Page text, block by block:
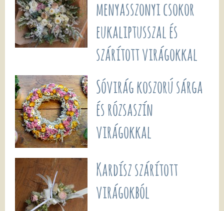
menyasszonyi csokor
eukaliptusszal és
szárított virágokkal
Sóvirág koszorú sárga
és rózsaszín
virágokkal
Kardísz szárított
virágokból